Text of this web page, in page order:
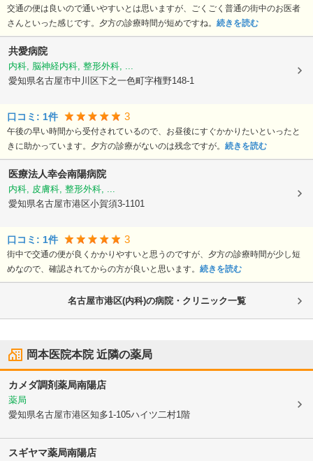
交通の便は良いので通いやすいとは思いますが、ごくごく普通の街中のお医者
さんといった感じです。夕方の診療時間が短めですね。 続きを読む
共愛病院
内科, 脳神経内科, 整形外科, ...
愛知県名古屋市中川区下之一色町字権野148-1
口コミ: 1件 3
午後の早い時間から受付されているので、お昼後にすぐかかりたいといったと
きに助かっています。夕方の診療がないのは残念ですが。 続きを読む
医療法人幸会南陽病院
内科, 皮膚科, 整形外科, ...
愛知県名古屋市港区小賀須3-1101
口コミ: 1件 3
街中で交通の便が良くかかりやすいと思うのですが、夕方の診療時間が少し短
めなので、確認されてからの方が良いと思います。 続きを読む
名古屋市港区(内科)の病院・クリニック一覧
岡本医院本院近隣の薬局
カメダ調剤薬局南陽店
薬局
愛知県名古屋市港区知多1-105ハイツ二村1階
スギヤマ薬局南陽店